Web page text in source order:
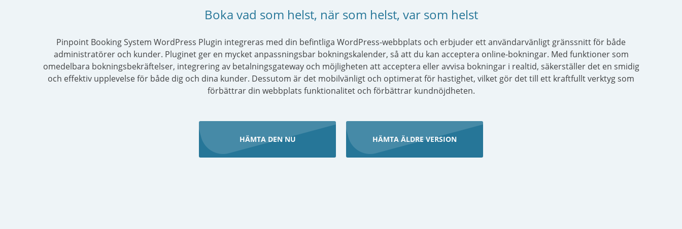
Boka vad som helst, när som helst, var som helst
Pinpoint Booking System WordPress Plugin integreras med din befintliga WordPress-webbplats och erbjuder ett användarvänligt gränssnitt för både
administratörer och kunder. Pluginet ger en mycket anpassningsbar bokningskalender, så att du kan acceptera online-bokningar. Med funktioner som
omedelbara bokningsbekräftelser, integrering av betalningsgateway och möjligheten att acceptera eller avvisa bokningar i realtid, säkerställer det en smidig
och effektiv upplevelse för både dig och dina kunder. Dessutom är det mobilvänligt och optimerat för hastighet, vilket gör det till ett kraftfullt verktyg som
förbättrar din webbplats funktionalitet och förbättrar kundnöjdheten.
HÄMTA DEN NU HÄMTA ÄLDRE VERSION